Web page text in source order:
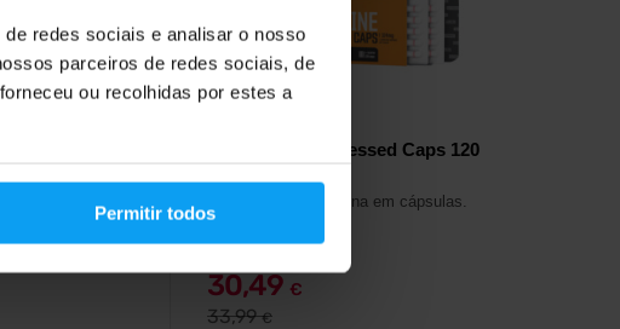
redes sociais e analisar o nosso
parceiros de redes sociais, de
ou recolhidas por estes a
Permitir todos
enriquecida
B6.
Carnitine Compressed Caps 120
Tartarato de L-carnitina em cápsulas.
30,49 €
33,99€